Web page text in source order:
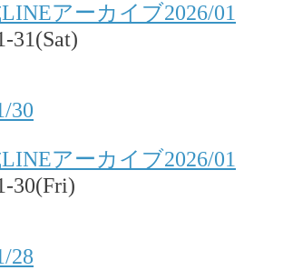
アーカイブ2026/01
31(Sat)
30
アーカイブ2026/01
30(Fri)
28